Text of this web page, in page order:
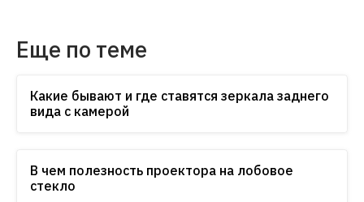
Еще по теме
Какие бывают и где ставятся зеркала заднего
вида с камерой
В чем полезность проектора на лобовое
стекло